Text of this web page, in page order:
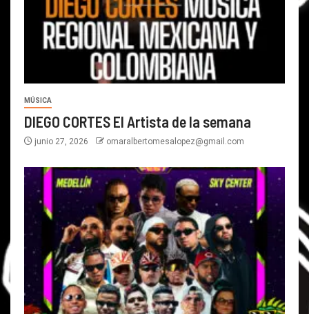
MÚSICA
DIEGO CORTES El Artista de la semana
junio 27, 2026 omaralbertomesalopez@gmail.com